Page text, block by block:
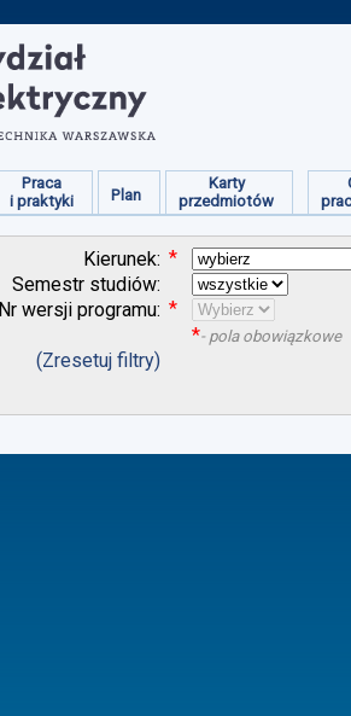
Praca
i praktyki
Plan
Karty
przedmiotów
Kierunek: *
Semestr studiów:
Nr wersji programu: *
*- pola obowiązkowe
(Zresetuj filtry)